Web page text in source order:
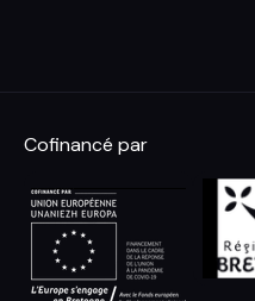
Cofinancé par